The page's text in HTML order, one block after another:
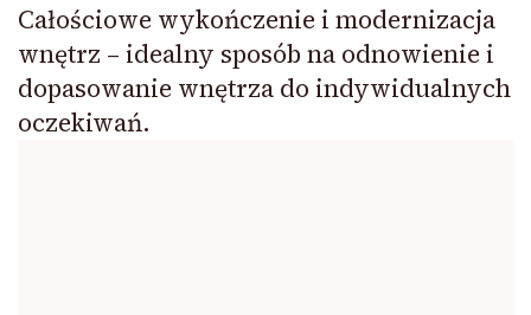
Całościowe wykończenie i modernizacja
wnętrz – idealny sposób na odnowienie i
dopasowanie wnętrza do indywidualnych
oczekiwań.